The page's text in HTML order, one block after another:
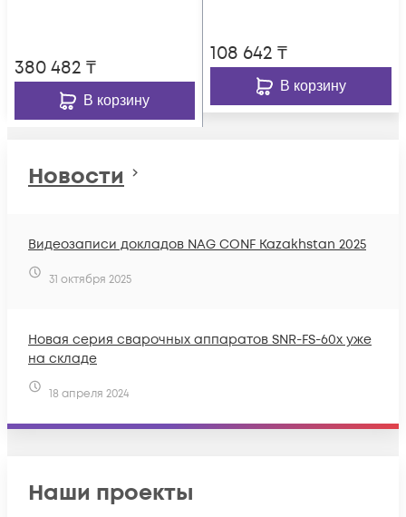
Новости
Видеозаписи докладов NAG CONF Kazakhstan 2025
31 октября 2025
Новая серия сварочных аппаратов SNR-FS-60x уже
на складе
18 апреля 2024
Наши проекты
380 482 ₸
В корзину
108 642 ₸
В корзину